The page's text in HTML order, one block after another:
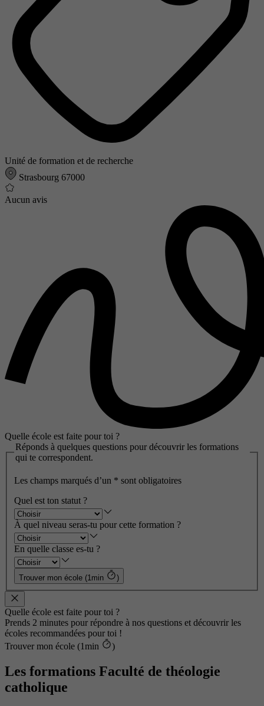
Unité de formation et de recherche
Strasbourg 67000
Aucun avis
Quelle école est faite pour toi ?
Réponds à quelques questions pour découvrir les formations
qui te correspondent.
Les champs marqués d’un * sont obligatoires
Quel est ton statut ?
À quel niveau seras-tu pour cette formation ?
En quelle classe es-tu ?
Trouver mon école (1min )
Quelle école est faite pour toi ?
Prends 2 minutes pour répondre à nos questions et découvrir les
écoles recommandées pour toi !
Trouver mon école (1min
)
Les formations Faculté de théologie
catholique